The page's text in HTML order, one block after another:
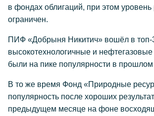
в фондах облигаций, при этом уровень
ограничен.
ПИФ «Добрыня Никитич» вошёл в топ-
высокотехнологичные и
были на пике популярности в
В то же время Фонд «Природные
популярность после хороших
предыдущем месяце на фоне